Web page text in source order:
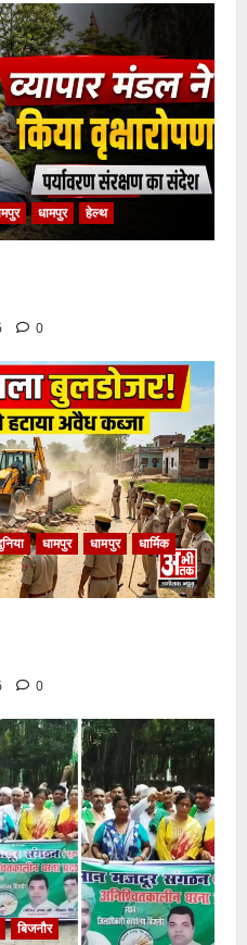
धामपुर हेल्थ
0
धामपुर धामपुर
धार्मिक
0
बिजनौर